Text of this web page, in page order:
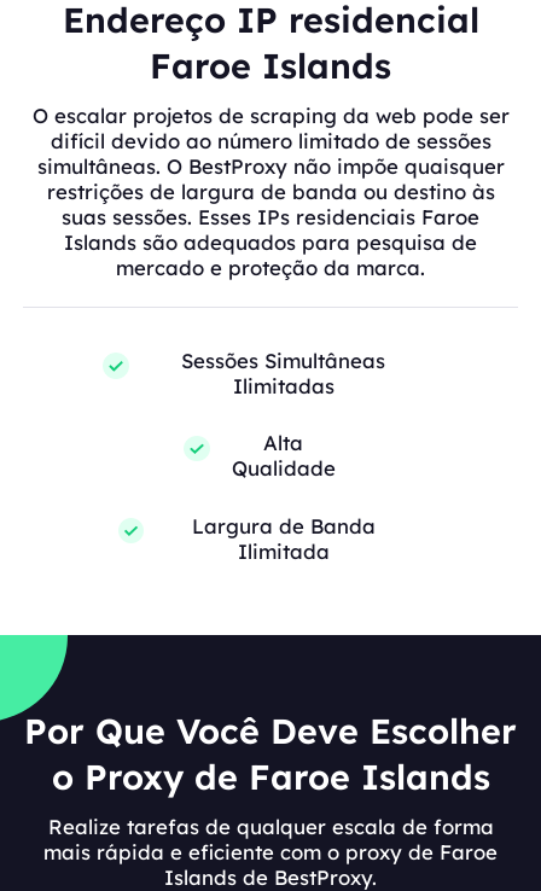
Endereço IP residencial
Faroe Islands
O escalar projetos de scraping da web pode ser
difícil devido ao número limitado de sessões
simultâneas. O BestProxy não impõe quaisquer
restrições de largura de banda ou destino às
suas sessões. Esses IPs residenciais Faroe
Islands são adequados para pesquisa de
mercado e proteção da marca.
Sessões Simultâneas
Ilimitadas
Alta
Qualidade
Largura de Banda
Ilimitada
Por Que Você Deve Escolher
o Proxy de Faroe Islands
Realize tarefas de qualquer escala de forma
mais rápida e eficiente com o proxy de Faroe
Islands de BestProxy.